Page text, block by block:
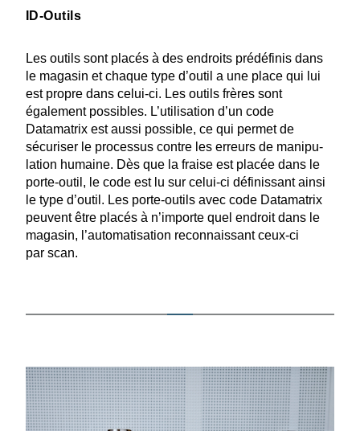
ID-Outils
Les outils sont placés à des endroits prédé­finis dans
le magasin et chaque type d’outil a une place qui lui
est propre dans celui-ci. Les outils frères sont
également possibles. L’utilisation d’un code
Datamatrix est aussi possible, ce qui permet de
sécuriser le processus contre les erreurs de manipu­
lation humaine. Dès que la fraise est placée dans le
porte-outil, le code est lu sur celui-ci définissant ainsi
le type d’outil. Les porte-outils avec code Datamatrix
peuvent être placés à n’importe quel endroit dans le
magasin, l’auto­ma­ti­sation recon­naissant ceux-ci
par scan.